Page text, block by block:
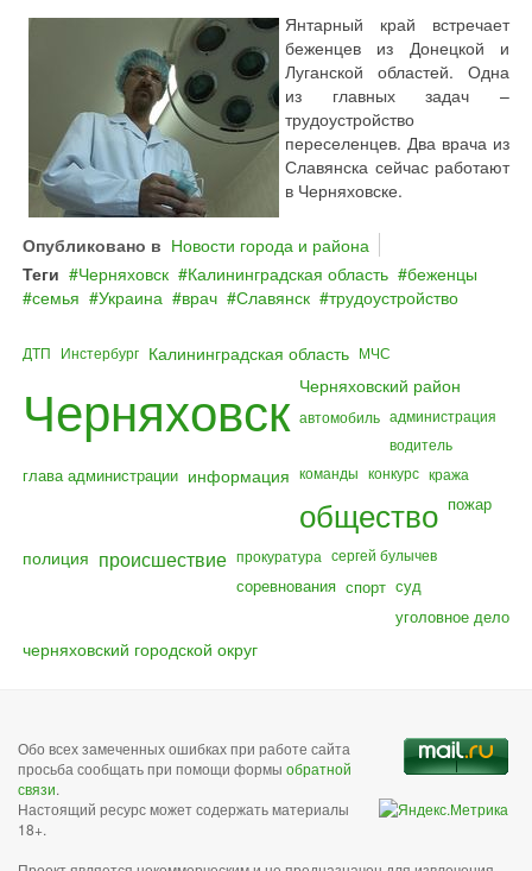
Янтарный край встречает
беженцев из Донецкой и
Луганской областей. Одна
из главных задач –
трудоустройство
переселенцев. Два врача из
Славянска сейчас работают
в Черняховске.
Опубликовано в Новости города и района
Теги
Черняховск Калининградская область
беженцы
семья
Украина врач Славянск трудоустройство
ДТП Инстербург Калининградская область МЧС
Черняховск Черняховский район
автомобиль администрация
водитель
глава администрации информация команды конкурс кража
общество пожар
полиция происшествие прокуратура сергей булычев
соревнования спорт суд
уголовное дело
черняховский городской округ
Обо всех замеченных ошибках при работе сайта
просьба сообщать при помощи формы обратной
связи.
Настоящий ресурс может содержать материалы
18+.